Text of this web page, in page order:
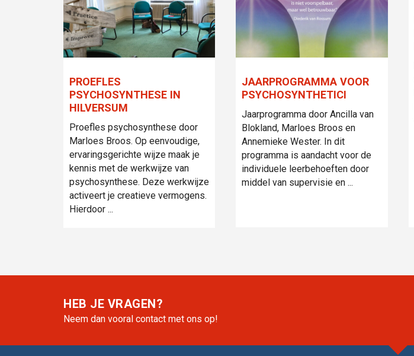
PROEFLES
PSYCHOSYNTHESE IN
HILVERSUM
Proefles psychosynthese door
Marloes Broos. Op eenvoudige,
ervaringsgerichte wijze maak je
kennis met de werkwijze van
psychosynthese. Deze werkwijze
activeert je creatieve vermogens.
Hierdoor ...
JAARPROGRAMMA VOOR
PSYCHOSYNTHETICI
Jaarprogramma door Ancilla van
Blokland, Marloes Broos en
Annemieke Wester. In dit
programma is aandacht voor de
individuele leerbehoeften door
middel van supervisie en ...
HEB JE VRAGEN?
Neem dan vooral contact met ons op!